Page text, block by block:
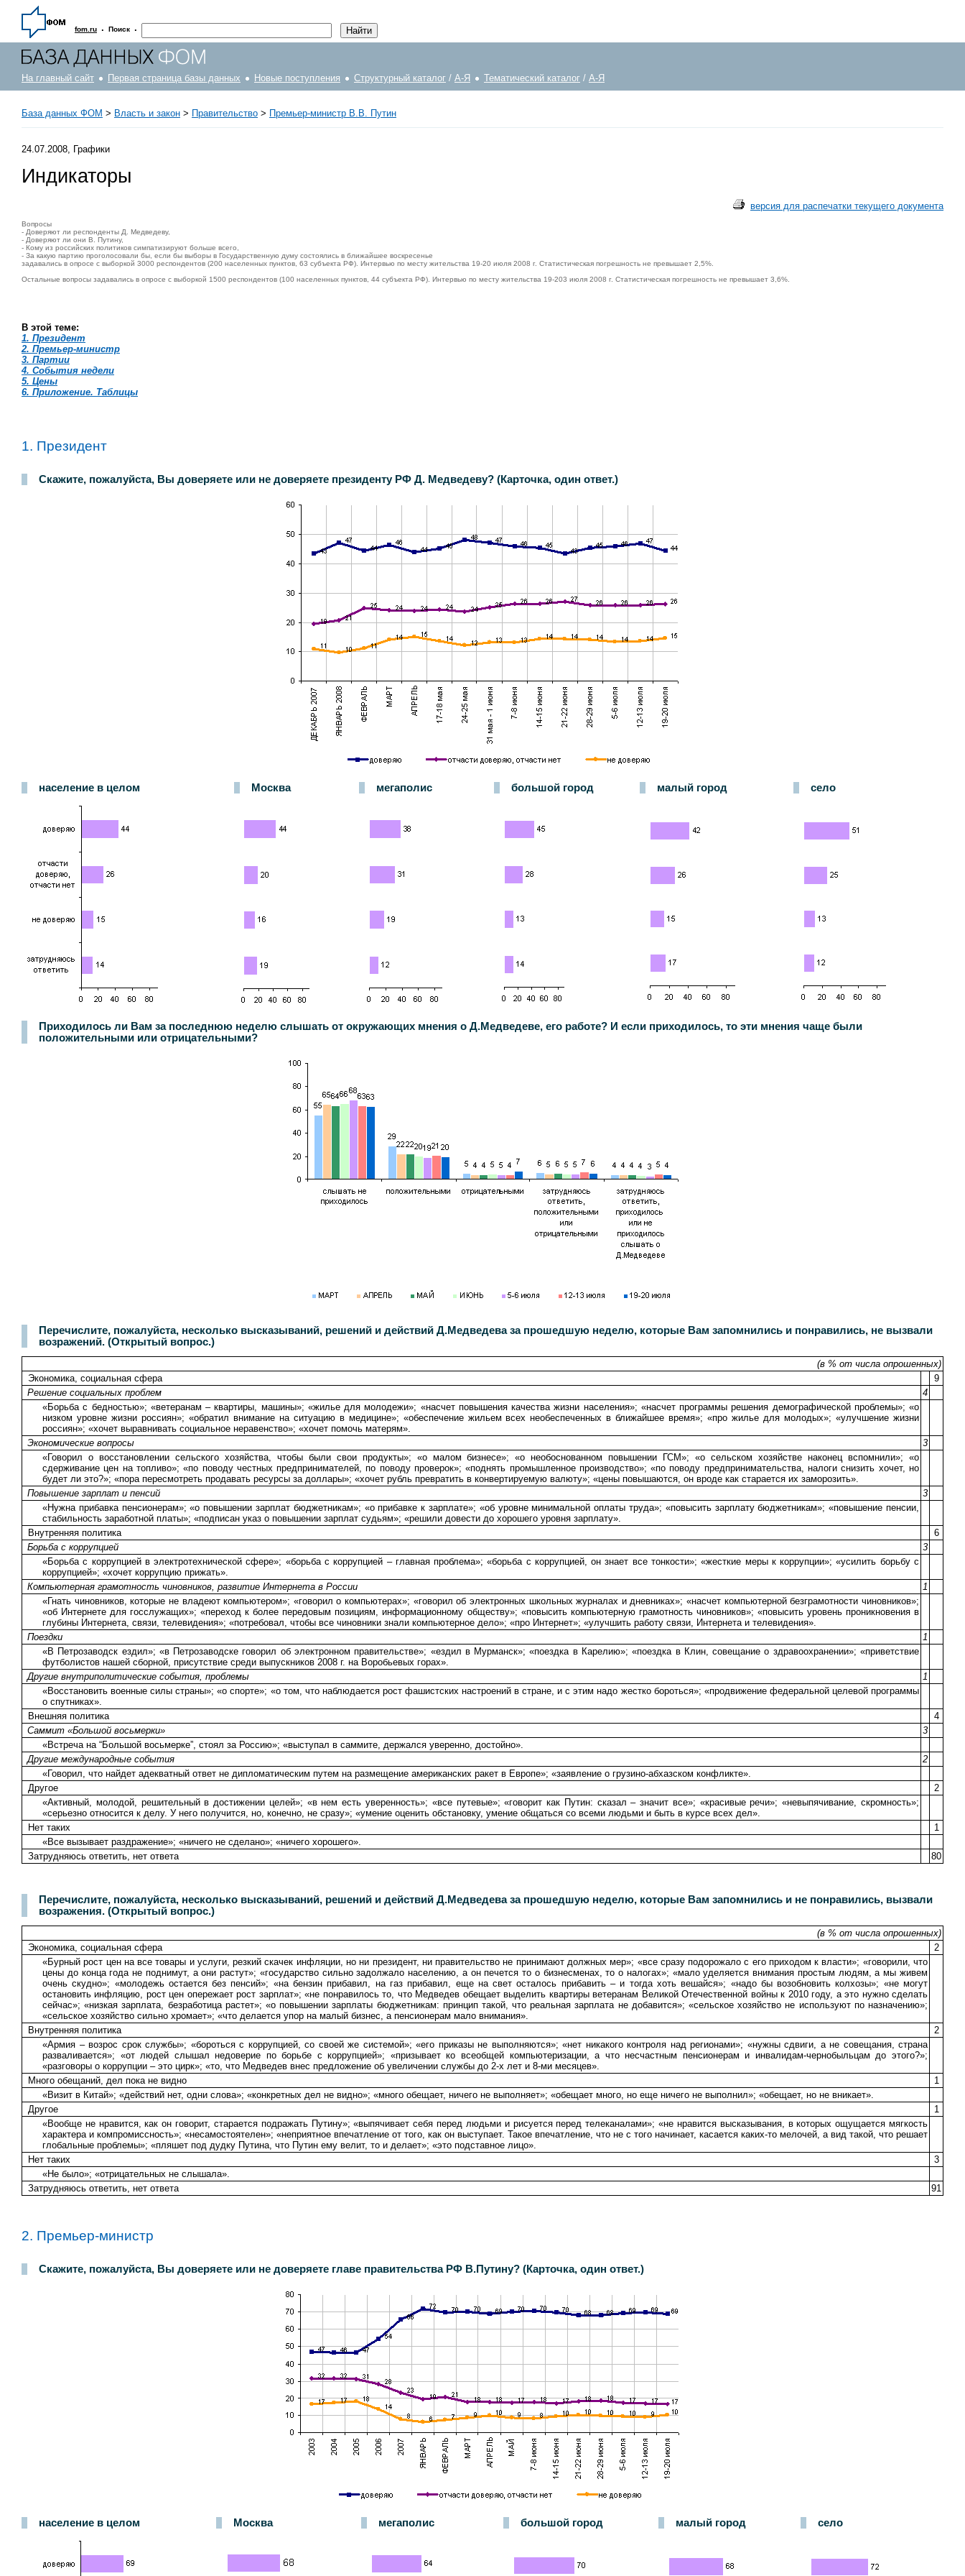
fom.ru · Поиск ·
На главный сайт Первая страница базы данных Новые поступления Структурный каталог / А-Я Тематический каталог / А-Я
База данных ФОМ > Власть и закон > Правительство > Премьер-министр В.В. Путин
24.07.2008, Графики
Индикаторы
версия для распечатки текущего документа
Вопросы
- Доверяют ли респонденты Д. Медведеву,
- Доверяют ли они В. Путину,
- Кому из российских политиков симпатизируют больше всего,
- За какую партию проголосовали бы, если бы выборы в Государственную думу состоялись в ближайшее воскресенье
задавались в опросе с выборкой 3000 респондентов (200 населенных пунктов, 63 субъекта РФ). Интервью по месту жительства 19-20 июля 2008 г. Статистическая погрешность не превышает 2,5%.
Остальные вопросы задавались в опросе с выборкой 1500 респондентов (100 населенных пунктов, 44 субъекта РФ). Интервью по месту жительства 19-203 июля 2008 г. Статистическая погрешность не превышает 3,6%.
В этой теме:
1. Президент
2. Премьер-министр
3. Партии
4. События недели
5. Цены
6. Приложение. Таблицы
1. Президент
Скажите, пожалуйста, Вы доверяете или не доверяете президенту РФ Д. Медведеву? (Карточка, один ответ.)
население в целом Москва мегаполис большой город малый город село
Приходилось ли Вам за последнюю неделю слышать от окружающих мнения о Д.Медведеве, его работе? И если приходилось, то эти мнения чаще были
положительными или отрицательными?
Перечислите, пожалуйста, несколько высказываний, решений и действий Д.Медведева за прошедшую неделю, которые Вам запомнились и понравились, не вызвали
возражений. (Открытый вопрос.)
(в % от числа опрошенных)
Экономика, социальная сфера
9
Решение социальных проблем
4
«Борьба с бедностью»; «ветеранам – квартиры, машины»; «жилье для молодежи»; «насчет повышения качества жизни населения»; «насчет программы решения демографической проблемы»; «о
низком уровне жизни россиян»; «обратил внимание на ситуацию в медицине»; «обеспечение жильем всех необеспеченных в ближайшее время»; «про жилье для молодых»; «улучшение жизни
россиян»; «хочет выравнивать социальное неравенство»; «хочет помочь матерям».
Экономические вопросы
3
«Говорил о восстановлении сельского хозяйства, чтобы были свои продукты»; «о малом бизнесе»; «о необоснованном повышении ГСМ»; «о сельском хозяйстве наконец вспомнили»; «о
сдерживание цен на топливо»; «по поводу честных предпринимателей, по поводу проверок»; «поднять промышленное производство»; «по поводу предпринимательства, налоги снизить хочет, но
будет ли это?»; «пора пересмотреть продавать ресурсы за доллары»; «хочет рубль превратить в конвертируемую валюту»; «цены повышаются, он вроде как старается их заморозить».
Повышение зарплат и пенсий
3
«Нужна прибавка пенсионерам»; «о повышении зарплат бюджетникам»; «о прибавке к зарплате»; «об уровне минимальной оплаты труда»; «повысить зарплату бюджетникам»; «повышение пенсии,
стабильность заработной платы»; «подписан указ о повышении зарплат судьям»; «решили довести до хорошего уровня зарплату».
Внутренняя политика
6
Борьба с коррупцией
3
«Борьба с коррупцией в электротехнической сфере»; «борьба с коррупцией – главная проблема»; «борьба с коррупцией, он знает все тонкости»; «жесткие меры к коррупции»; «усилить борьбу с
коррупцией»; «хочет коррупцию прижать».
Компьютерная грамотность чиновников, развитие Интернета в России
1
«Гнать чиновников, которые не владеют компьютером»; «говорил о компьютерах»; «говорил об электронных школьных журналах и дневниках»; «насчет компьютерной безграмотности чиновников»;
«об Интернете для госслужащих»; «переход к более передовым позициям, информационному обществу»; «повысить компьютерную грамотность чиновников»; «повысить уровень проникновения в
глубины Интернета, связи, телевидения»; «потребовал, чтобы все чиновники знали компьютерное дело»; «про Интернет»; «улучшить работу связи, Интернета и телевидения».
Поездки
1
«В Петрозаводск ездил»; «в Петрозаводске говорил об электронном правительстве»; «ездил в Мурманск»; «поездка в Карелию»; «поездка в Клин, совещание о здравоохранении»; «приветствие
футболистов нашей сборной, присутствие среди выпускников 2008 г. на Воробьевых горах».
Другие внутриполитические события, проблемы
1
«Восстановить военные силы страны»; «о спорте»; «о том, что наблюдается рост фашистских настроений в стране, и с этим надо жестко бороться»; «продвижение федеральной целевой программы
о спутниках».
Внешняя политика
4
Саммит «Большой восьмерки»
3
«Встреча на “Большой восьмерке”, стоял за Россию»; «выступал в саммите, держался уверенно, достойно».
Другие международные события
2
«Говорил, что найдет адекватный ответ не дипломатическим путем на размещение американских ракет в Европе»; «заявление о грузино-абхазском конфликте».
Другое
2
«Активный, молодой, решительный в достижении целей»; «в нем есть уверенность»; «все путевые»; «говорит как Путин: сказал – значит все»; «красивые речи»; «невыпячивание, скромность»;
«серьезно относится к делу. У него получится, но, конечно, не сразу»; «умение оценить обстановку, умение общаться со всеми людьми и быть в курсе всех дел».
Нет таких
1
«Все вызывает раздражение»; «ничего не сделано»; «ничего хорошего».
Затрудняюсь ответить, нет ответа
80
Перечислите, пожалуйста, несколько высказываний, решений и действий Д.Медведева за прошедшую неделю, которые Вам запомнились и не понравились, вызвали
возражения. (Открытый вопрос.)
(в % от числа опрошенных)
Экономика, социальная сфера
2
«Бурный рост цен на все товары и услуги, резкий скачек инфляции, но ни президент, ни правительство не принимают должных мер»; «все сразу подорожало с его приходом к власти»; «говорили, что
цены до конца года не поднимут, а они растут»; «государство сильно задолжало населению, а он печется то о бизнесменах, то о налогах»; «мало уделяется внимания простым людям, а мы живем
очень скудно»; «молодежь остается без пенсий»; «на бензин прибавил, на газ прибавил, еще на свет осталось прибавить – и тогда хоть вешайся»; «надо бы возобновить колхозы»; «не могут
остановить инфляцию, рост цен опережает рост зарплат»; «не понравилось то, что Медведев обещает выделить квартиры ветеранам Великой Отечественной войны к 2010 году, а это нужно сделать
сейчас»; «низкая зарплата, безработица растет»; «о повышении зарплаты бюджетникам: принцип такой, что реальная зарплата не добавится»; «сельское хозяйство не используют по назначению»;
«сельское хозяйство сильно хромает»; «что делается упор на малый бизнес, а пенсионерам мало внимания».
Внутренняя политика
2
«Армия – возрос срок службы»; «бороться с коррупцией, со своей же системой»; «его приказы не выполняются»; «нет никакого контроля над регионами»; «нужны сдвиги, а не совещания, страна
разваливается»; «от людей слышал недоверие по борьбе с коррупцией»; «призывает ко всеобщей компьютеризации, а что несчастным пенсионерам и инвалидам-чернобыльцам до этого?»;
«разговоры о коррупции – это цирк»; «то, что Медведев внес предложение об увеличении службы до 2-х лет и 8-ми месяцев».
Много обещаний, дел пока не видно
1
«Визит в Китай»; «действий нет, одни слова»; «конкретных дел не видно»; «много обещает, ничего не выполняет»; «обещает много, но еще ничего не выполнил»; «обещает, но не вникает».
Другое
1
«Вообще не нравится, как он говорит, старается подражать Путину»; «выпячивает себя перед людьми и рисуется перед телеканалами»; «не нравится высказывания, в которых ощущается мягкость
характера и компромиссность»; «несамостоятелен»; «неприятное впечатление от того, как он выступает. Такое впечатление, что не с того начинает, касается каких-то мелочей, а вид такой, что решает
глобальные проблемы»; «пляшет под дудку Путина, что Путин ему велит, то и делает»; «это подставное лицо».
Нет таких
3
«Не было»; «отрицательных не слышала».
Затрудняюсь ответить, нет ответа
91
2. Премьер-министр
Скажите, пожалуйста, Вы доверяете или не доверяете главе правительства РФ В.Путину? (Карточка, один ответ.)
население в целом Москва мегаполис большой город малый город село